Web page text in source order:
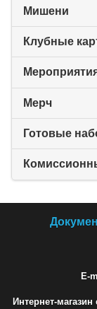
Мишени
Клубные
Мерч
Готовые
E-
Интернет-